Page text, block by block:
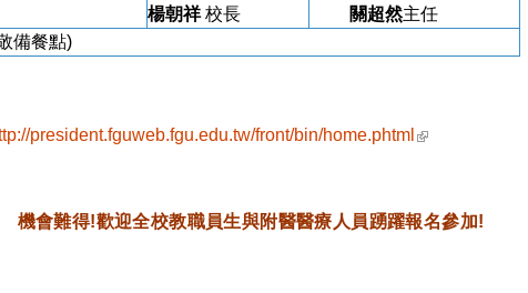
楊朝祥校長
關超然主任
備餐點)
president.fguweb.fgu.edu.tw/front/bin/home.phtml (link is external)
機會難得!歡迎全校教職員生與附醫醫療人員踴躍報名參加!